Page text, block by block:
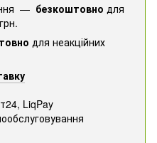
— безкоштовно для
для неакційних
​​LiqPay